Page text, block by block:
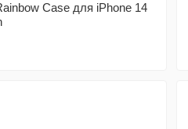
Case для iPhone 14